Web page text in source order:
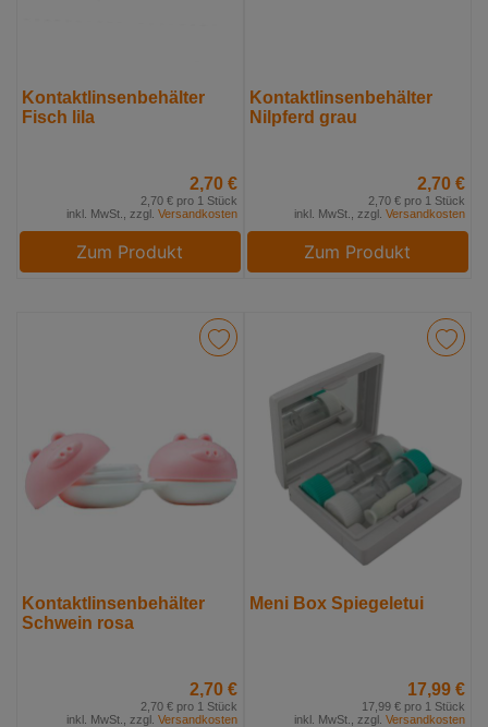
Kontaktlinsenbehälter
Fisch lila
2,70 €
2,70 € pro 1 Stück
inkl. MwSt., zzgl. Versandkosten
Zum Produkt
Kontaktlinsenbehälter
Nilpferd grau
2,70 €
2,70 € pro 1 Stück
inkl. MwSt., zzgl. Versandkosten
Zum Produkt
Kontaktlinsenbehälter
Schwein rosa
2,70 €
2,70 € pro 1 Stück
inkl. MwSt., zzgl. Versandkosten
Meni Box Spiegeletui
17,99 €
17,99 € pro 1 Stück
inkl. MwSt., zzgl. Versandkosten